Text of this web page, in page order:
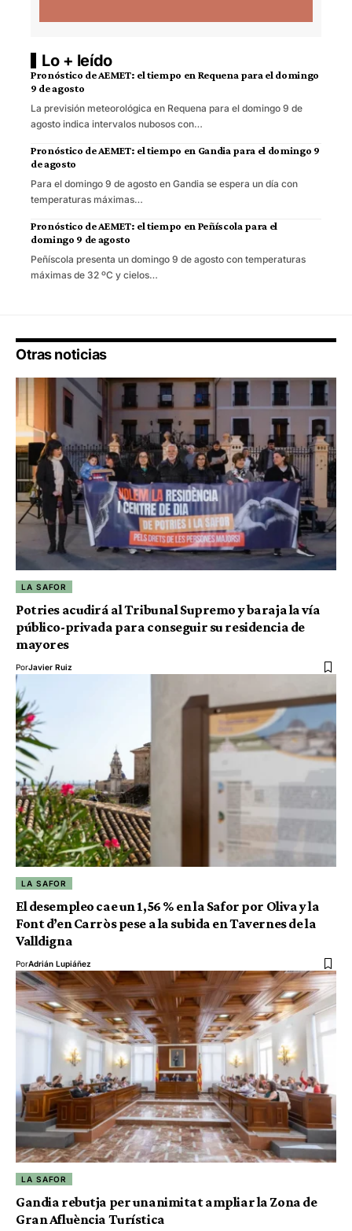
Lo + leído
Pronóstico de AEMET: el tiempo en Requena para el domingo
9 de agosto
La previsión meteorológica en Requena para el domingo 9 de
agosto indica intervalos nubosos con…
Pronóstico de AEMET: el tiempo en Gandia para el domingo 9
de agosto
Para el domingo 9 de agosto en Gandia se espera un día con
temperaturas máximas…
Pronóstico de AEMET: el tiempo en Peñíscola para el
domingo 9 de agosto
Peñíscola presenta un domingo 9 de agosto con temperaturas
máximas de 32 ºC y cielos…
Otras noticias
LA SAFOR
Potries acudirá al Tribunal Supremo y baraja la vía
público-privada para conseguir su residencia de
mayores
PorJavier Ruiz
LA SAFOR
El desempleo cae un 1,56 % en la Safor por Oliva y la
Font d’en Carròs pese a la subida en Tavernes de la
Valldigna
PorAdrián Lupiáñez
LA SAFOR
Gandia rebutja per unanimitat ampliar la Zona de
Gran Afluència Turística